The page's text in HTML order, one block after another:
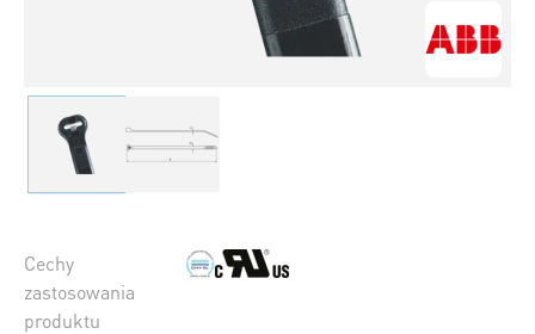
Cechy
zastosowania
produktu